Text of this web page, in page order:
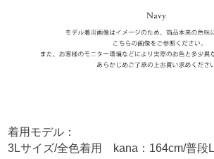
着用モデル：
3Lサイズ/全色着用 kana：164cm/普段